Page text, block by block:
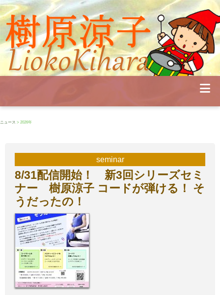
Profile
Concert
Seminar
Diary
ニュース > 2026年
seminar
8/31配信開始！ 新3回シリーズセミ
ナー 樹原涼子 コードが弾ける！ そ
うだったの！